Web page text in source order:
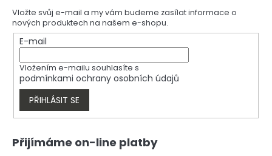
a
c
í
v
k
s
Vložte svůj e-mail a my vám budeme zasílat informace o
nových produktech na našem e-shopu.
E-mail
Vložením e-mailu souhlasíte s
podmínkami ochrany osobních údajů
PŘIHLÁSIT SE
Přijímáme on-line platby